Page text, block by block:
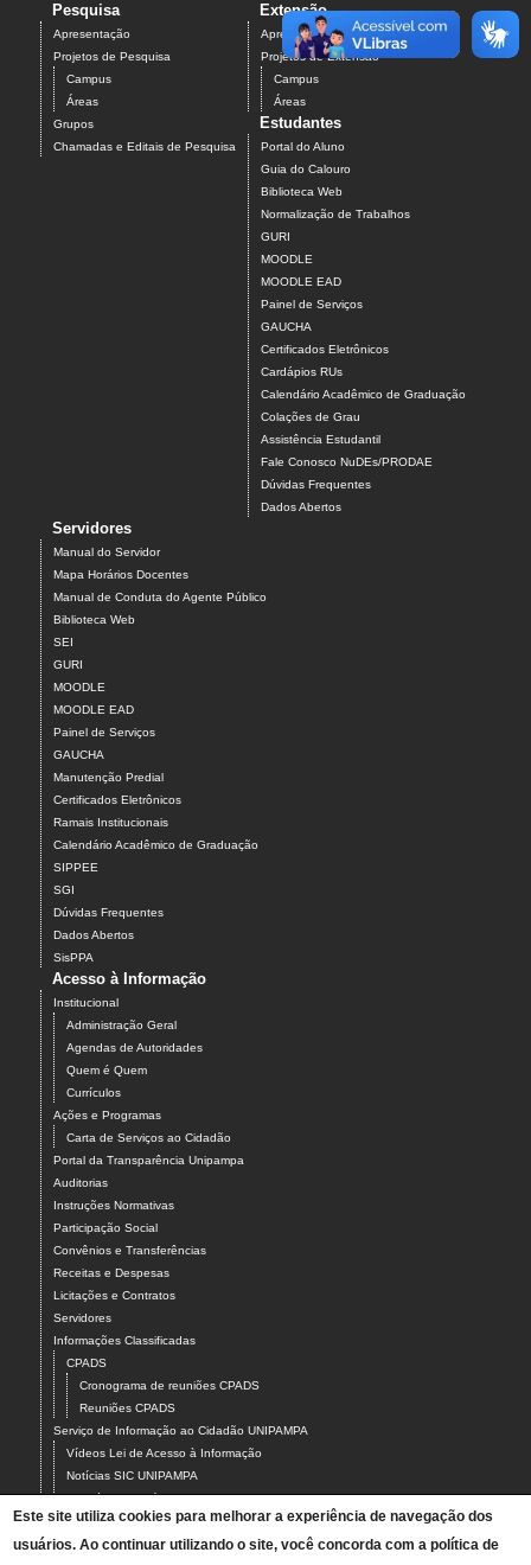
Pesquisa
Apresentação
Projetos de Pesquisa
Campus
Áreas
Grupos
Chamadas e Editais de Pesquisa
Extensão
Apresentação
Projetos de Extensão
Campus
Áreas
Estudantes
Portal do Aluno
Guia do Calouro
Biblioteca Web
Normalização de Trabalhos
GURI
MOODLE
MOODLE EAD
Painel de Serviços
GAUCHA
Certificados Eletrônicos
Cardápios RUs
Calendário Acadêmico de Graduação
Colações de Grau
Assistência Estudantil
Fale Conosco NuDEs/PRODAE
Dúvidas Frequentes
Dados Abertos
Servidores
Manual do Servidor
Mapa Horários Docentes
Manual de Conduta do Agente Público
Biblioteca Web
SEI
GURI
MOODLE
MOODLE EAD
Painel de Serviços
GAUCHA
Manutenção Predial
Certificados Eletrônicos
Ramais Institucionais
Calendário Acadêmico de Graduação
SIPPEE
SGI
Dúvidas Frequentes
Dados Abertos
SisPPA
Acesso à Informação
Institucional
Administração Geral
Agendas de Autoridades
Quem é Quem
Currículos
Ações e Programas
Carta de Serviços ao Cidadão
Portal da Transparência Unipampa
Auditorias
Instruções Normativas
Participação Social
Convênios e Transferências
Receitas e Despesas
Licitações e Contratos
Servidores
Informações Classificadas
CPADS
Cronograma de reuniões CPADS
Reuniões CPADS
Serviço de Informação ao Cidadão UNIPAMPA
Vídeos Lei de Acesso à Informação
Notícias SIC UNIPAMPA
Relatórios Estatísticos SIC UNIPAMPA
Fluxograma SIC UNIPAMPA
Perguntas Frequentes
Este site utiliza cookies para melhorar a experiência de navegação dos
usuários. Ao continuar utilizando o site, você concorda com a política de